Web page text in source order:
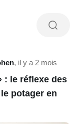
, il y a 2 mois
: le réflexe des
potager en